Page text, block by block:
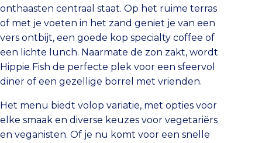
onthaasten centraal staat. Op het ruime terras
of met je voeten in het zand geniet je van een
vers ontbijt, een goede kop specialty coffee of
een lichte lunch. Naarmate de zon zakt, wordt
Hippie Fish de perfecte plek voor een sfeervol
diner of een gezellige borrel met vrienden.
Het menu biedt volop variatie, met opties voor
elke smaak en diverse keuzes voor vegetariërs
en veganisten. Of je nu komt voor een snelle